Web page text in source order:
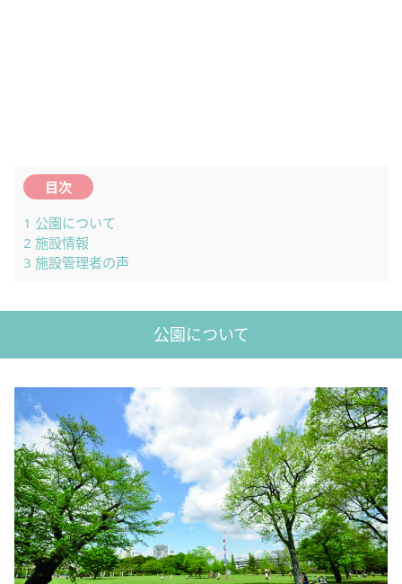
目次
1 公園について
2 施設情報
3 施設管理者の声
公園について